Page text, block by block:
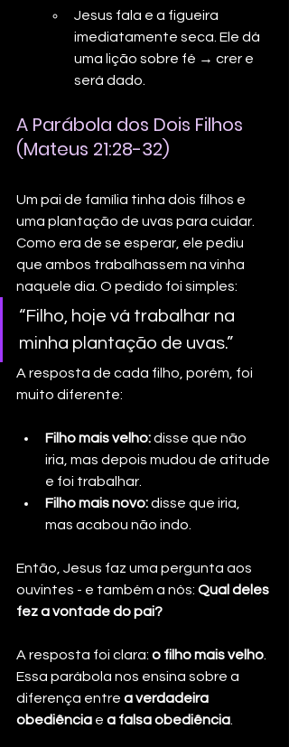
Jesus fala e a figueira
imediatamente seca. Ele dá
uma lição sobre fé → crer e
será dado.
A Parábola dos Dois Filhos
(Mateus 21:28-32)
Um pai de família tinha dois filhos e
uma plantação de uvas para cuidar.
Como era de se esperar, ele pediu
que ambos trabalhassem na vinha
naquele dia. O pedido foi simples:
“Filho, hoje vá trabalhar na
minha plantação de uvas.”
A resposta de cada filho, porém, foi
muito diferente:
Filho mais velho: disse que não
iria, mas depois mudou de atitude
e foi trabalhar.
Filho mais novo: disse que iria,
mas acabou não indo.
Então, Jesus faz uma pergunta aos
ouvintes - e também a nós: Qual deles
fez a vontade do pai?
A resposta foi clara: o filho mais velho
Essa parábola nos ensina sobre a
diferença entre a verdadeira
obediência e a falsa obediência